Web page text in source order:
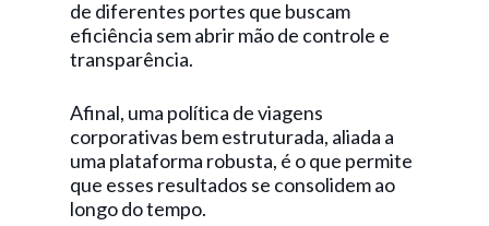
de diferentes portes que buscam
eficiência sem abrir mão de controle e
transparência.
Afinal, uma política de viagens
corporativas bem estruturada, aliada a
uma plataforma robusta, é o que permite
que esses resultados se consolidem ao
longo do tempo.